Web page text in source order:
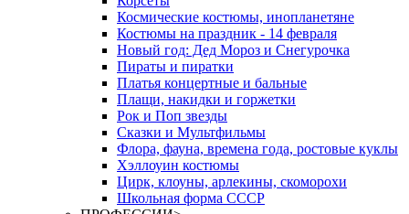
Космические костюмы, инопланетяне
Костюмы на праздник - 14 февраля
Новый год: Дед Мороз и Снегурочка
Пираты и пиратки
Платья концертные и бальные
Плащи, накидки и горжетки
Рок и Поп звезды
Сказки и Мультфильмы
Флора, фауна, времена года, ростовые куклы
Хэллоуин костюмы
Цирк, клоуны, арлекины, скоморохи
Школьная форма СССР